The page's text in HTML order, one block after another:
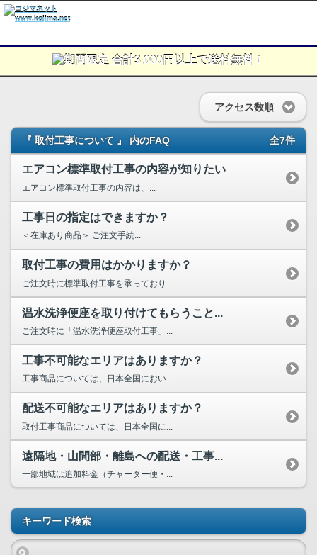
アクセス数順
『 取付工事について 』 内のFAQ 全7件
エアコン標準取付工事の内容が知りたい
エアコン標準取付工事の内容は、...
工事日の指定はできますか？
＜在庫あり商品＞ ご注文手続...
取付工事の費用はかかりますか？
ご注文時に標準取付工事を承っており...
温水洗浄便座を取り付けてもらうこと...
ご注文時に「温水洗浄便座取付工事」...
工事不可能なエリアはありますか？
工事商品については、日本全国におい...
配送不可能なエリアはありますか？
取付工事商品については、日本全国に...
遠隔地・山間部・離島への配送・工事...
一部地域は追加料金（チャーター便・...
キーワード検索